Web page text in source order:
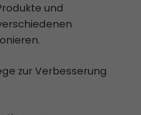
und
zur Verbesserung